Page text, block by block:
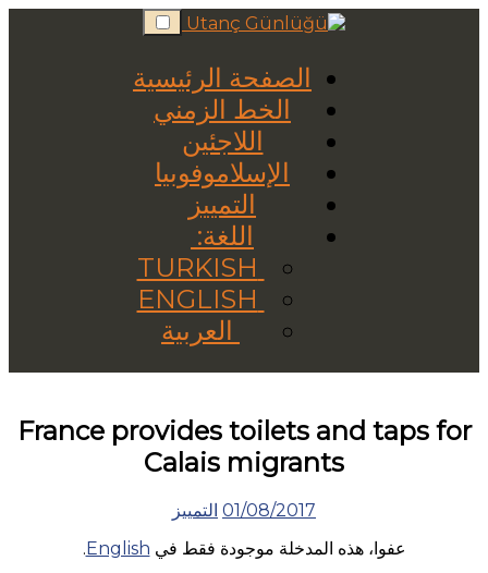
Skip
to
الصفحة الرئيسية
الخط الزمني
اللاجئين
الإسلاموفوبيا
التمييز
اللغة:
العربية
France provides toilets and taps for
Calais migrants
01/08/2017 التمييز
عفوا، هذه المدخلة موجودة فقط في English
.